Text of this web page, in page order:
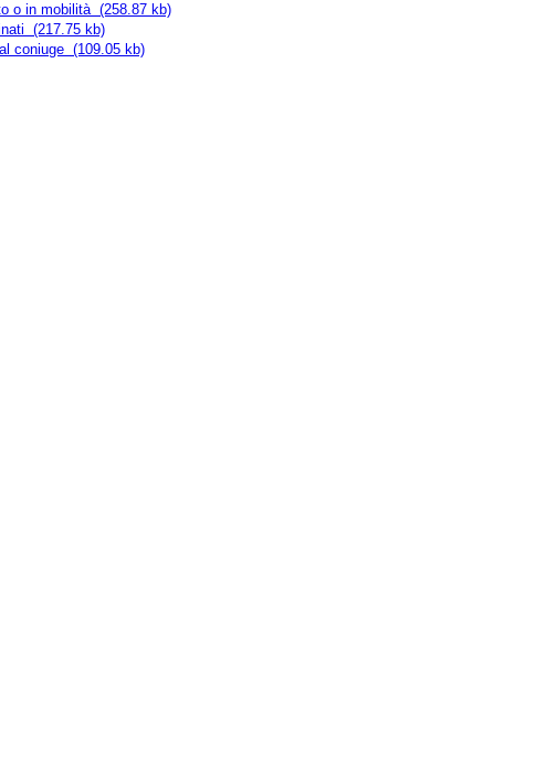
o in mobilità (258.87 kb)
(217.75 kb)
coniuge (109.05 kb)